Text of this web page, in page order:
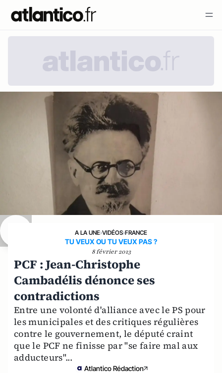
A LA UNE›VIDÉOS›FRANCE
TU VEUX OU TU VEUX PAS ?
8 février 2013
PCF : Jean-Christophe
Cambadélis dénonce ses
contradictions
Entre une volonté d'alliance avec le PS pour
les municipales et des critiques régulières
contre le gouvernement, le député craint
que le PCF ne finisse par "se faire mal aux
adducteurs"...
Atlantico Rédaction